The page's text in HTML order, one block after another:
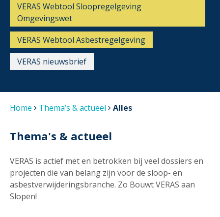
VERAS Webtool Sloopregelgeving
Omgevingswet
VERAS Webtool Asbestregelgeving
VERAS nieuwsbrief
Home Thema’s & actueel Alles
Thema's & actueel
VERAS is actief met en betrokken bij veel dossiers en
projecten die van belang zijn voor de sloop- en
asbestverwijderingsbranche. Zo Bouwt VERAS aan
Slopen!